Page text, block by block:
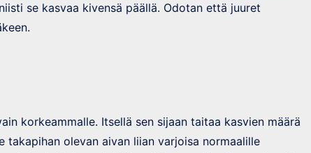
se kasvaa kivensä päällä. Odotan että juuret
korkeammalle. Itsellä sen sijaan taitaa kasvien määrä
takapihan olevan aivan liian varjoisa normaalille